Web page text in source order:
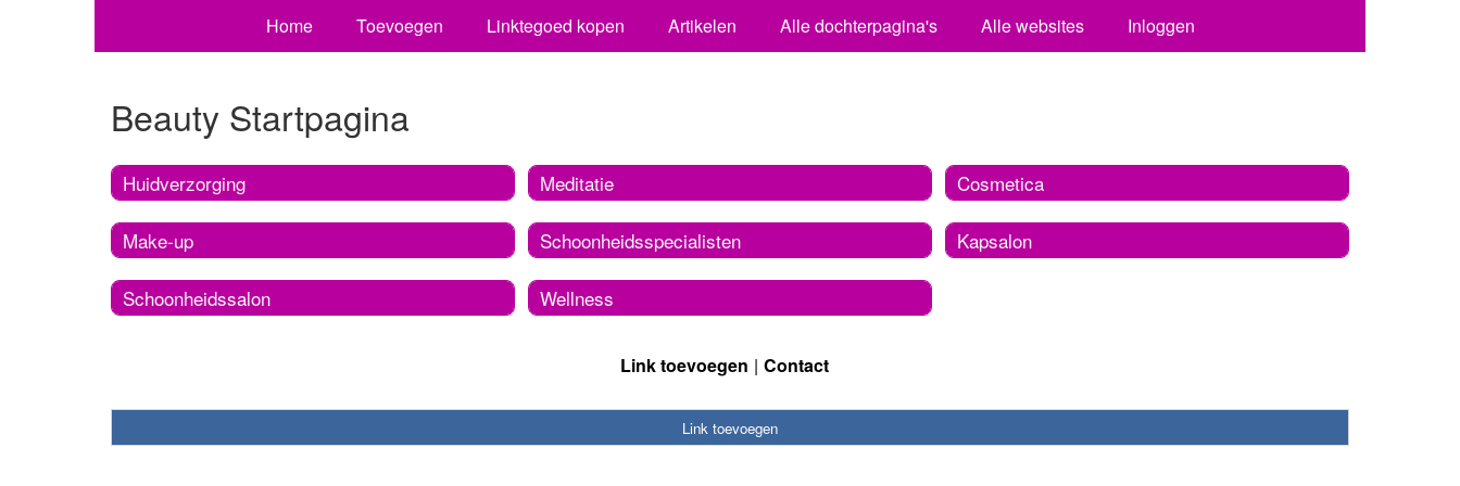
Home Toevoegen Linktegoed kopen Artikelen Alle dochterpagina's Alle websites Inloggen
Beauty Startpagina
Huidverzorging
Make-up
Schoonheidssalon
Meditatie
Schoonheidsspecialisten
Wellness
Cosmetica
Kapsalon
Link toevoegen Contact
Link toevoegen